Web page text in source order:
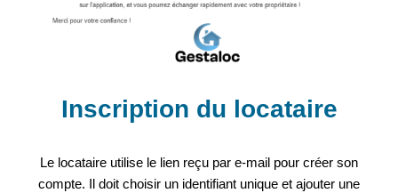
Inscription du locataire
Le locataire utilise le lien reçu par e-mail pour créer son
compte. Il doit choisir un identifiant unique et ajouter une